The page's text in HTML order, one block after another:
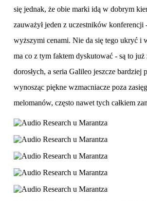
się jednak, że obie marki idą w dobrym
zauważył jeden z uczestników konferencji
wyższymi cenami. Nie da się tego ukryć i
ma co z tym faktem dyskutować - są to już
dorosłych, a seria Galileo jeszcze bardziej
wynosząc piękne wzmacniacze poza
melomanów, często nawet tych całkiem